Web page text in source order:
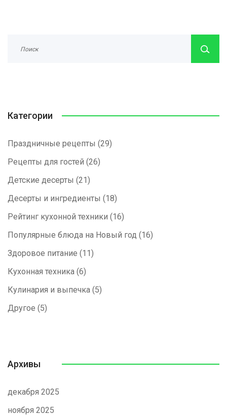
Категории
Праздничные рецепты (29)
Рецепты для гостей (26)
Детские десерты (21)
Десерты и ингредиенты (18)
Рейтинг кухонной техники (16)
Популярные блюда на Новый год (16)
Здоровое питание (11)
Кухонная техника (6)
Кулинария и выпечка (5)
Другое (5)
Архивы
декабря 2025
ноября 2025